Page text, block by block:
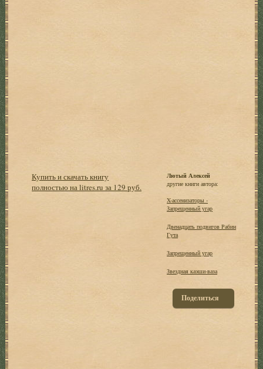
Купить и скачать книгу
полностью на litres.ru за 129 руб.
Лютый Алексей
другие книги автора:
X-ассенизаторы -
Запрещенный угар
Двенадцать подвигов Рабин
Гута
Запрещенный угар
Звездная каэши-ваза
Поделиться